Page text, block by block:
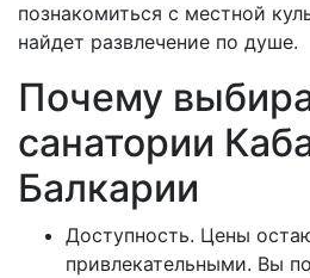
познакомиться с местной
найдет развлечение по душе.
Почему
санатории
Балкарии
Доступность. Цены
привлекательными. Вы